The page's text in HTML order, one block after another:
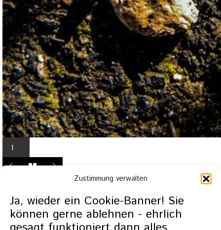
Zustimmung verwalten
Ja, wieder ein Cookie-Banner! Sie
können gerne ablehnen - ehrlich
I
n
g
h
t